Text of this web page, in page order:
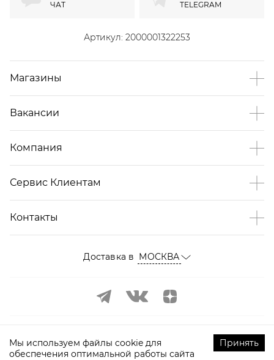
Артикул: 2000001322253
ЧАТ TELEGRAM
Магазины
Вакансии
Компания
Сервис Клиентам
Контакты
Доставка в МОСКВА
Мы используем файлы cookie для
обеспечения оптимальной работы сайта
Принять